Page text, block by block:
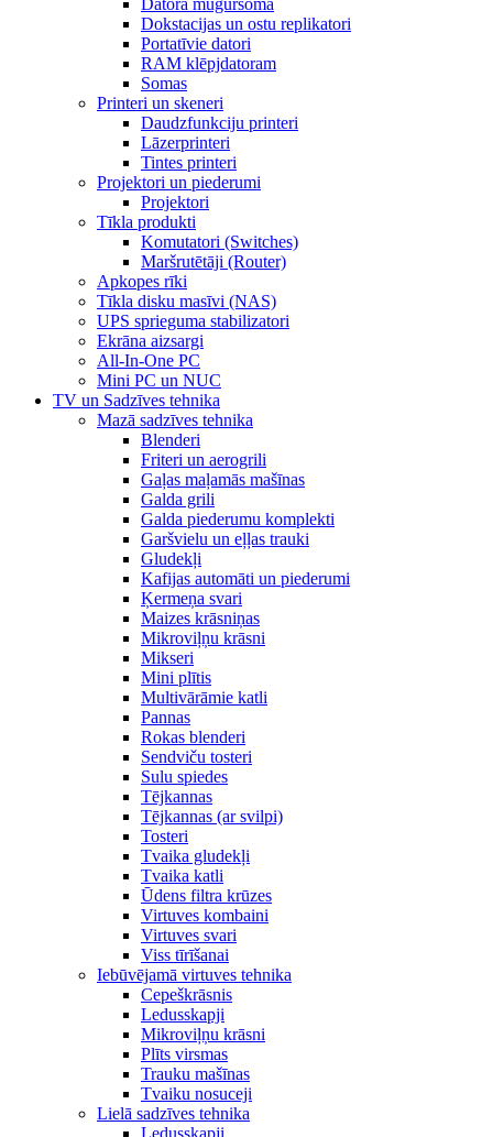
Datora mugursoma
Dokstacijas un ostu replikatori
Portatīvie datori
RAM klēpjdatoram
Somas
Printeri un skeneri
Daudzfunkciju printeri
Lāzerprinteri
Tintes printeri
Projektori un piederumi
Projektori
Tīkla produkti
Komutatori (Switches)
Maršrutētāji (Router)
Apkopes rīki
Tīkla disku masīvi (NAS)
UPS sprieguma stabilizatori
Ekrāna aizsargi
All-In-One PC
Mini PC un NUC
TV un Sadzīves tehnika
Mazā sadzīves tehnika
Blenderi
Friteri un aerogrili
Gaļas maļamās mašīnas
Galda grili
Galda piederumu komplekti
Garšvielu un eļļas trauki
Gludekļi
Kafijas automāti un piederumi
Ķermeņa svari
Maizes krāsniņas
Mikroviļņu krāsni
Mikseri
Mini plītis
Multivārāmie katli
Pannas
Rokas blenderi
Sendviču tosteri
Sulu spiedes
Tējkannas
Tējkannas (ar svilpi)
Tosteri
Tvaika gludekļi
Tvaika katli
Ūdens filtra krūzes
Virtuves kombaini
Virtuves svari
Viss tīrīšanai
Iebūvējamā virtuves tehnika
Cepeškrāsnis
Ledusskapji
Mikroviļņu krāsni
Plīts virsmas
Trauku mašīnas
Tvaiku nosuceji
Lielā sadzīves tehnika
Ledusskapji